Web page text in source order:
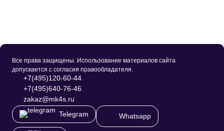
Все права защищены. Использование материалов сайта
допускается с согласия правообладателя.
+7(495)120-60-44
+7(495)640-76-46
zakaz@mk4s.ru
Telegram
Whatsapp